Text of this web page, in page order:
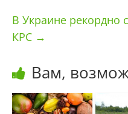
В Украине рекордно
КРС →
Вам,